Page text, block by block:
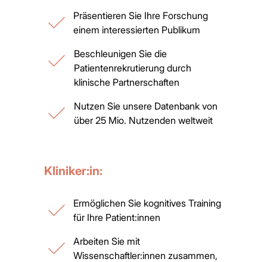
Präsentieren Sie Ihre Forschung
einem interessierten Publikum
Beschleunigen Sie die
Patientenrekrutierung durch
klinische Partnerschaften
Nutzen Sie unsere Datenbank von
über 25 Mio. Nutzenden weltweit
Arbeiten Sie mit
Wissenschaftler:innen zusammen,
Ermöglichen Sie kognitives Training
für Ihre Patient:innen
Kliniker:in: